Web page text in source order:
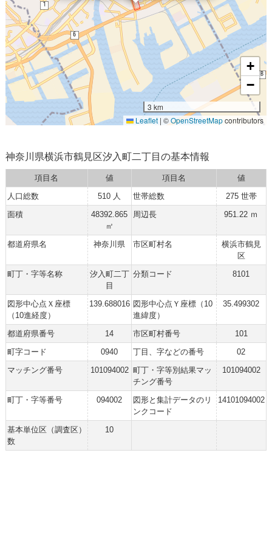
+
−
3 km
Leaflet | ©OpenStreetMapcontributors
神奈川県横浜市鶴見区汐入町二丁目の基本情報
項目名 値 項目名
値
人口総数
510 人 世帯総数
275 世帯
面積
48392.865
㎡
周辺長 951.22 ｍ
都道府県名 神奈川県 市区町村名
横浜市鶴見
区
町丁・字等名称
汐入町二丁
目
分類コード 8101
図形中心点Ｘ座標
（10進経度）
139.688016 図形中心点Ｙ座標（10
進緯度）
35.499302
都道府県番号 14 市区町村番号
101
町字コード
0940 丁目、字などの番号
02
マッチング番号
101094002 町丁・字等別結果マッ
チング番号
101094002
町丁・字等番号 094002
図形と集計データのリ
ンクコード
14101094002
基本単位区（調査区）
数
10